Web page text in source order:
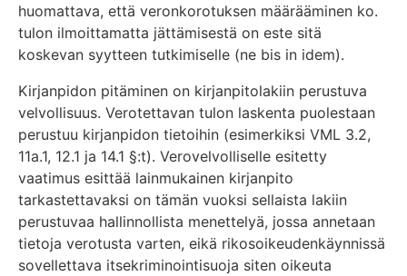
huomattava, että veronkorotuksen määrääminen ko.
tulon ilmoittamatta jättämisestä on este sitä
koskevan syytteen tutkimiselle (ne bis in idem).
Kirjanpidon pitäminen on kirjanpitolakiin perustuva
velvollisuus. Verotettavan tulon laskenta puolestaan
perustuu kirjanpidon tietoihin (esimerkiksi VML 3.2,
11a.1, 12.1 ja 14.1 §:t). Verovelvolliselle esitetty
vaatimus esittää lainmukainen kirjanpito
tarkastettavaksi on tämän vuoksi sellaista lakiin
perustuvaa hallinnollista menettelyä, jossa annetaan
tietoja verotusta varten, eikä rikosoikeudenkäynnissä
sovellettava itsekriminointisuoja siten oikeuta